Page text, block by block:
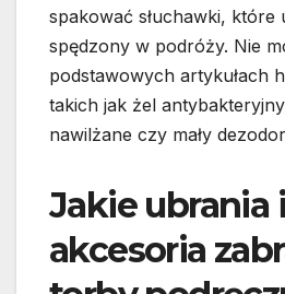
spakować słuchawki, które
spędzony w podróży. Nie
podstawowych artykułach
takich jak żel
nawilżane czy mały
Jakie ubrania i
akcesoria